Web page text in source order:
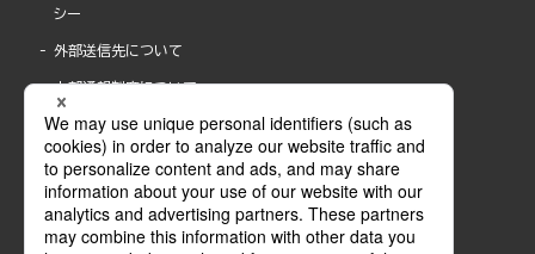
シー
外部送信先について
内部通報制度について